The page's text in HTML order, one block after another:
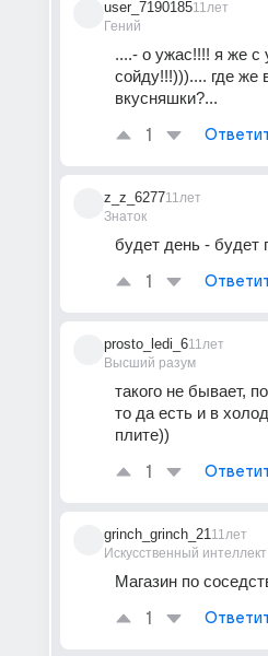
user_7190185
Гений
11лет
....- о ужас!!!! я же с
сойду!!!))).... где же
вкусняшки?...
1
z_z_6277
Знаток
11лет
будет день - будет
1
prosto_ledi_6
Высший разум
11лет
такого не бывает,
то да есть и в
плите))
1
grinch_grinch_21
Искусственный интеллект
11лет
Магазин по
1